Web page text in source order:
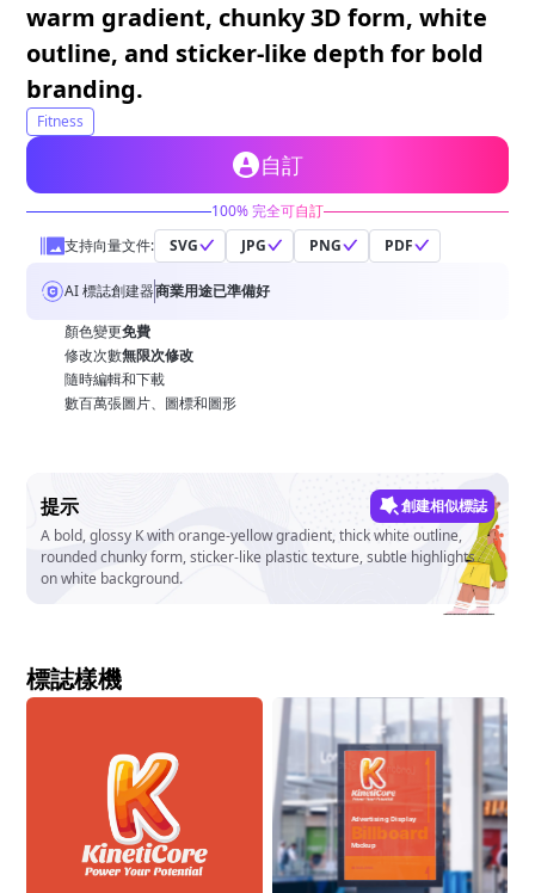
warm gradient, chunky 3D form, white
outline, and sticker-like depth for bold
branding.
Fitness
自訂
100% 完全可自訂
支持向量文件:
SVG JPG PNG PDF
AI 標誌創建器商業用途已準備好
顏色變更免費
修改次數無限次修改
隨時編輯和下載
數百萬張圖片、圖標和圖形
提示
創建相似標誌
A bold, glossy K with orange-yellow gradient, thick white outline,
rounded chunky form, sticker-like plastic texture, subtle highlights
on white background.
標誌樣機
Advertising Display
Billboard
Mockup